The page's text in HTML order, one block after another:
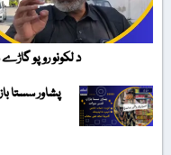
د لکونو روپو
پشاور سستا